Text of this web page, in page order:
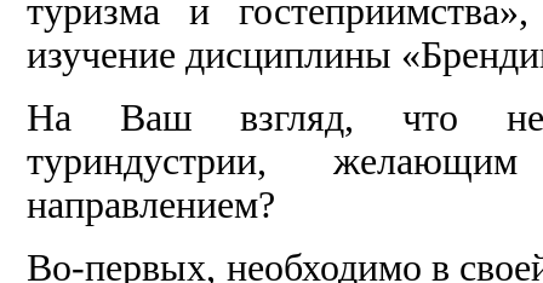
туризма и
изучение дисциплины
На Ваш взгляд, что
туриндустрии,
направлением?
Во-первых, необходимо в